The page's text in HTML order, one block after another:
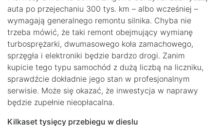
auta po przejechaniu 300 tys. km – albo wcześniej –
wymagają generalnego remontu silnika. Chyba nie
trzeba mówić, że taki remont obejmujący wymianę
turbosprężarki, dwumasowego koła zamachowego,
sprzęgła i elektroniki będzie bardzo drogi. Zanim
kupicie tego typu samochód z dużą liczbą na liczniku,
sprawdźcie dokładnie jego stan w profesjonalnym
serwisie. Może się okazać, że inwestycja w naprawy
będzie zupełnie nieopłacalna.
Kilkaset tysięcy przebiegu w dieslu